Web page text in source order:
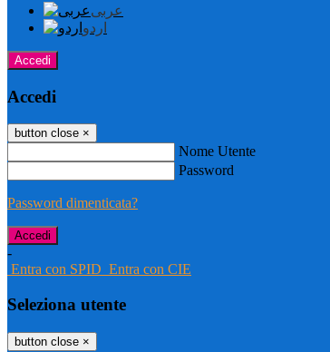
عربى
اردو
Accedi
Accedi
button close ×
Nome Utente
Password
Password dimenticata?
-
Entra con SPID Entra con CIE
Seleziona utente
button close ×